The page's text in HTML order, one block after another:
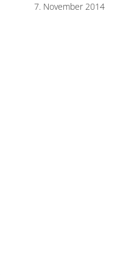
7. November 2014